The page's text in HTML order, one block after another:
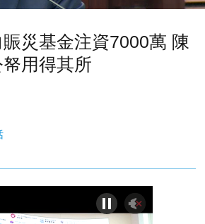
災基金注資7000萬 陳
用得其所